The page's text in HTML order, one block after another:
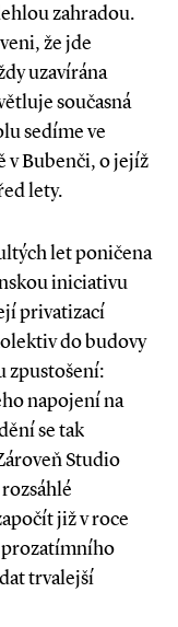
zahradou.
že jde
uzavírána
současná
sedíme ve
v Bubenči, o jejíž
lety.
let poničena
iniciativu
privatizací
do budovy
zpustošení:
napojení na
se tak
Studio
již v roce
prozatímního
trvalejší